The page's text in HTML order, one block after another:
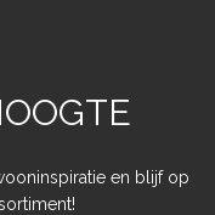
en blijf op